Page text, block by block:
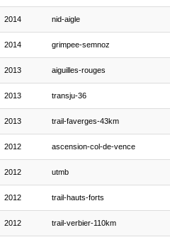
2014 nid-aigle
2014 grimpee-semnoz
2013 aiguilles-rouges
2013 transju-36
2013 trail-faverges-43km
2012 ascension-col-de-vence
2012 utmb
2012 trail-hauts-forts
2012 trail-verbier-110km